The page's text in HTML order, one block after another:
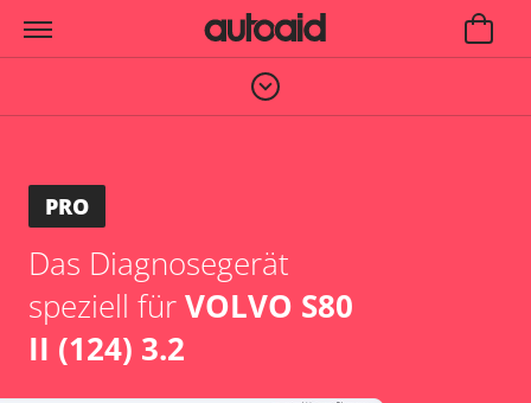
PRO
Das Diagnosegerät
speziell fürVOLVO S80
II (124) 3.2